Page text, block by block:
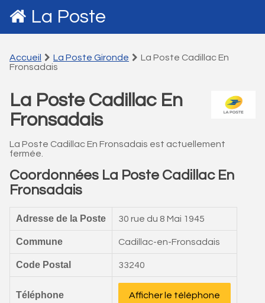
La Poste
Accueil La Poste Gironde
La Poste Cadillac En
Fronsadais
La Poste Cadillac En
Fronsadais
La Poste Cadillac En Fronsadais est actuellement
fermée.
Coordonnées La Poste Cadillac En
Fronsadais
Adresse de la Poste 30 rue du 8 Mai 1945
Commune Cadillac-en-Fronsadais
Code Postal 33240
Téléphone Afficher le téléphone